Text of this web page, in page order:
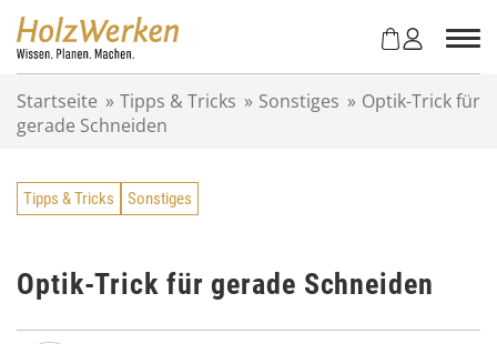
Startseite » Tipps & Tricks » Sonstiges » Optik-Trick für
gerade Schneiden
Tipps & Tricks Sonstiges
Optik-Trick für gerade Schneiden